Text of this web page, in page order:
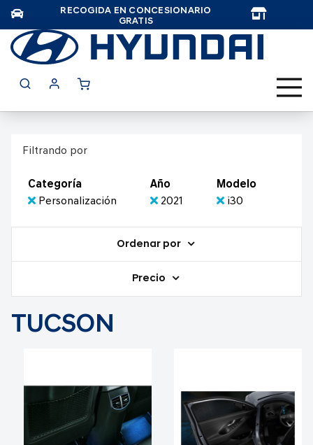
RECOGIDA EN CONCESIONARIO
GRATIS
Filtrando por
Categoría
Personalización
Año
2021
Modelo
i30
Ordenar por
Precio
TUCSON